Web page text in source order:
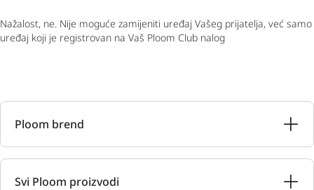
Nažalost, ne. Nije moguće zamijeniti uređaj Vašeg prijatelja, već samo
uređaj koji je registrovan na Vaš Ploom Club nalog
Ploom brend
Svi Ploom proizvodi